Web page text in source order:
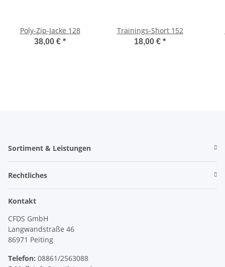
Poly-Zip-Jacke 128
38,00 € *
Trainings-Short 152
18,00 € *
Sortiment & Leistungen
Rechtliches
Kontakt
CFDS GmbH
Langwandstraße 46
86971 Peiting
Telefon: 08861/2563088